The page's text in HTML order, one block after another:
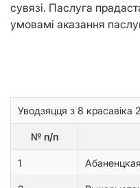
сувязі. Паслуга
умовамі аказання
Уводзяцця з 8 красавiка
№ п/п
1